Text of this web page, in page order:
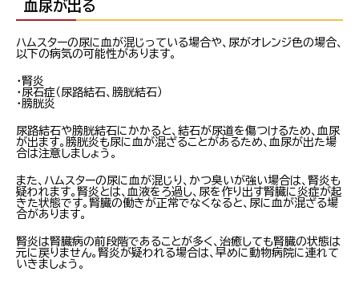
血尿が出る
ハムスターの尿に血が混じっている場合や、尿がオレンジ色の場合、
以下の病気の可能性があります。
・腎炎
・尿石症（尿路結石、膀胱結石）
・膀胱炎
尿路結石や膀胱結石にかかると、結石が尿道を傷つけるため、血尿
が出ます。膀胱炎も尿に血が混ざることがあるため、血尿が出た場
合は注意しましょう。
また、ハムスターの尿に血が混じり、かつ臭いが強い場合は、腎炎も
疑われます。腎炎とは、血液をろ過し、尿を作り出す腎臓に炎症が起
きた状態です。腎臓の働きが正常でなくなると、尿に血が混ざる場
合があります。
腎炎は腎臓病の前段階であることが多く、治癒しても腎臓の状態は
元に戻りません。腎炎が疑われる場合は、早めに動物病院に連れて
いきましょう。